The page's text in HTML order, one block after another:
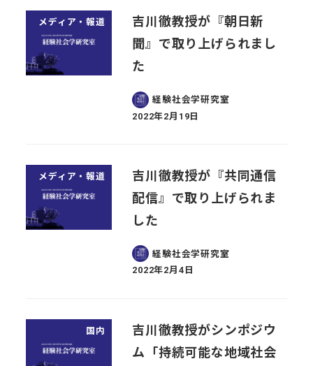
メディア・報道
吉川徹教授が『朝日新
聞』で取り上げられまし
た
経験社会学研究室
投稿日
2022年2月19日
メディア・報道
吉川徹教授が『共同通信
配信』で取り上げられま
した
経験社会学研究室
投稿日
2022年2月4日
国内
吉川徹教授がシンポジウ
ム「持続可能な地域社会